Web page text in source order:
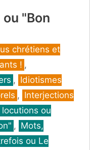
"Bon
chrétiens et
! ,
, Idiotismes
, Interjections
ou
, Mots,
ou Le